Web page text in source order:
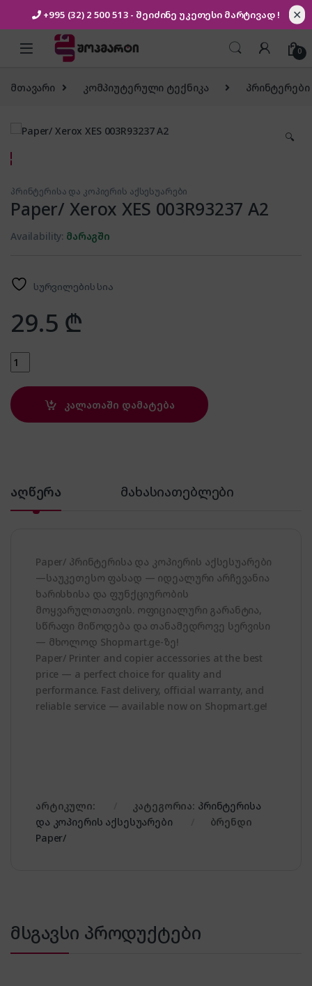
+995 (32) 2 500 513 - შეიძინე უკეთესი მარტივად ! ✕
Skip to navigation
Skip to content
0
მთავარი კომპიუტერული ტექნიკა
🔍
პრინტერისა და კოპიერის აქსესუარები
Paper/ Xerox XES 003R93237 A2
Availability: მარაგში
სურვილების სია
29.5 ₾
Paper/ Xerox XES 003R93237 A2 quantity
კალათაში დამატება
აღწერა მახასიათებლები
Paper/ პრინტერისა და კოპიერის აქსესუარები
—საუკეთესო ფასად — იდეალური არჩევანია
ხარისხისა და ფუნქციურობის
მოყვარულთათვის. ოფიციალური გარანტია,
სწრაფი მიწოდება და თანამედროვე სერვისი
— მხოლოდ Shopmart.ge-ზე!
Paper/ Printer and copier accessories at the best
price — a perfect choice for quality and
performance. Fast delivery, official warranty, and
reliable service — available now on Shopmart.ge!
არტიკული: კატეგორია: პრინტერისა
და კოპიერის აქსესუარები
ბრენდი
Paper/
მსგავსი პროდუქტები